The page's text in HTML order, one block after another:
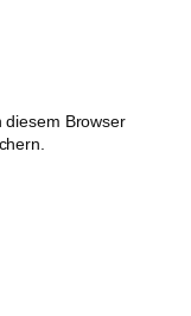
diesem Browser